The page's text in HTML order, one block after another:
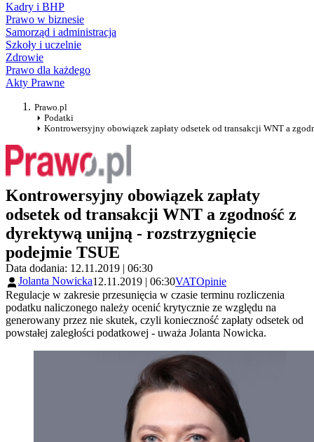
Kadry i BHP
Prawo w biznesie
Samorząd i administracja
Szkoły i uczelnie
Zdrowie
Prawo dla każdego
Akty Prawne
Prawo.pl
Podatki
Kontrowersyjny obowiązek zapłaty odsetek od transakcji WNT a
Kontrowersyjny obowiązek zapłaty
odsetek od transakcji WNT a zgodność z
dyrektywą unijną - rozstrzygnięcie
podejmie TSUE
Data dodania: 12.11.2019 | 06:30
Jolanta Nowicka12.11.2019 | 06:30VATOpinie
Regulacje w zakresie przesunięcia w czasie terminu rozliczenia
podatku naliczonego należy ocenić krytycznie ze względu na
generowany przez nie skutek, czyli konieczność zapłaty odsetek od
powstałej zaległości podatkowej - uważa Jolanta Nowicka.